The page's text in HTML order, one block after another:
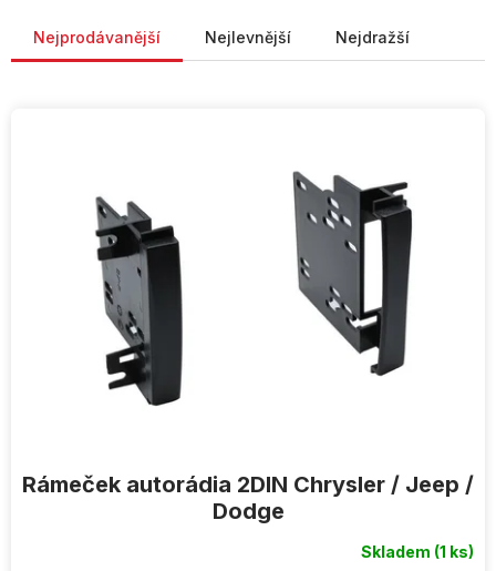
Nejprodávanější Nejlevnější Nejdražší
Rámeček autorádia 2DIN Chrysler / Jeep /
Dodge
Skladem (1 ks)